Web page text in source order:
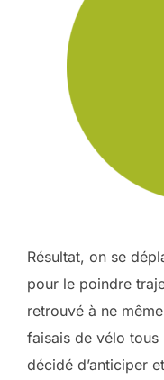
Résultat, on se
pour le poindre
retrouvé à ne
faisais de vélo tous
décidé d’anticiper